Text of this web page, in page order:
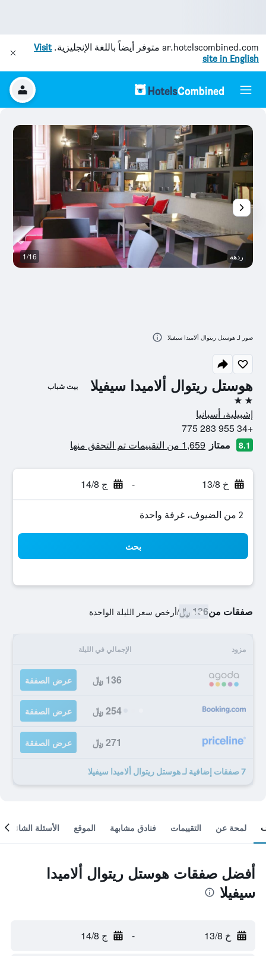
ar.hotelscombined.com متوفر أيضاً باللغة الإنجليزية.Visit
site in English
هوستل ريتوال ألاميدا سيفيلا بيت شباب
2 نجمتين
إشبيلية، أسبانيا
+34 955 283 775
8.1 ممتاز 1,659 من التقييمات تم التحقق منها
خ 13/8 - ج 14/8
2 من الضيوف، غرفة واحدة
بحث
صفقات من136 ﷼ /أرخص سعر الليلة الواحدة
مزود الإجمالي في الليلة
136 ﷼ عرض الصفقة
254 ﷼ عرض الصفقة
271 ﷼ عرض الصفقة
7 صفقات إضافية لـ هوستل ريتوال ألاميدا سيفيلا
ردهة 1/16
صور لـ هوستل ريتوال ألاميدا سيفيلا
لمحة عن التقييمات فنادق مشابهة الموقع الأسئلة الشائعة
أفضل صفقات هوستل ريتوال ألاميدا
سيفيلا
خ 13/8 - ج 14/8